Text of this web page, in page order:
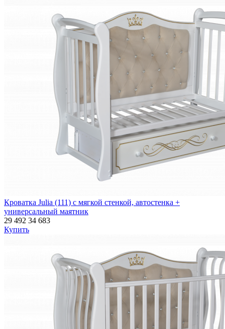
Кроватка Julia (111) с мягкой стенкой, автостенка +
универсальный маятник
29 492 34 683
Купить